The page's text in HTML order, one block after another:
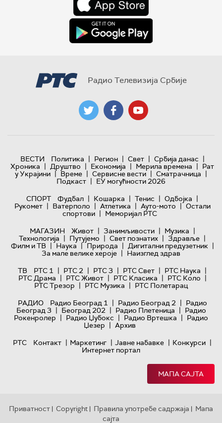
Радио Телевизија Србије
ВЕСТИ Политика | Регион | Свет | Србија данас |
Хроника | Друштво | Економија | Мерила времена | Рат
у Украјини | Време | Сервисне вести | Сматрачница |
Подкаст | ЕУ могућности 2026
СПОРТ
Фудбал | Кошарка | Тенис | Одбојка |
Рукомет | Ватерполо | Атлетика | Ауто-мото | Остали
спортови | Меморијал РТС
МАГАЗИН
Живот | Занимљивости | Музика |
Технологијa | Путујемо | Свет познатих | Здравље |
Филм и ТВ | Наука | Природа | Дигитални предузетник |
За мале велике хероје | Наизглед здрав
ТВ
РТС 1 | РТС 2 | РТС 3 | РТС Свет | РТС Наука |
РТС Драма | РТС Живот | РТС Класика | РТС Коло |
РТС Трезор | РТС Музика | РТС Полетарац
РАДИО
Радио Београд 1 | Радио Београд 2 | Радио
Београд 3 | Београд 202 | Радио Плетеница | Радио
Рокенролер | Радио Џубокс | Радио Вртешка | Радио
Џезер | Архив
РТС
Контакт | Маркетинг | Јавне набавке | Конкурси |
Интернет портал
МАПА САЈТА
Приватност | Copyright | Правила употребе садржаја | Мапа
сајта